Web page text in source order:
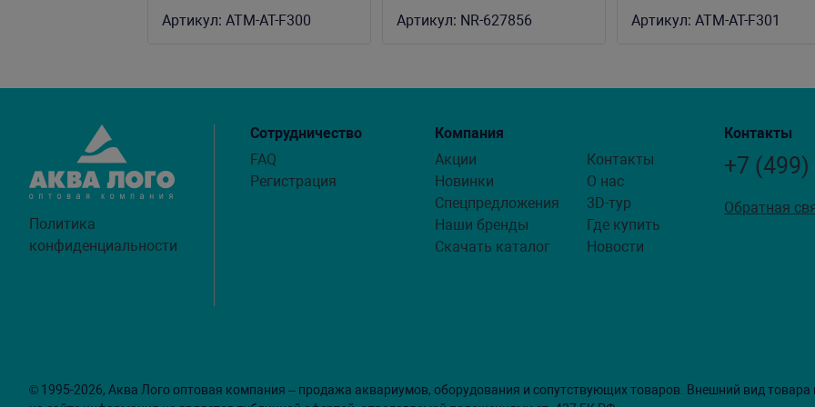
Артикул: ATM-AT-F300
Артикул: NR-627856
Артикул: ATM-AT-F301
Политика
конфиденциальности
Сотрудничество
FAQ
Регистрация
Компания
Акции
Новинки
Спецпредложения
Наши бренды
Скачать каталог
Контакты
О нас
3D-тур
Где купить
Новости
Контакты
+7 (499)
Обратная
© 1995-2026, Аква Лого оптовая компания – продажа аквариумов, оборудования и сопутствующих товаров. Внешний вид